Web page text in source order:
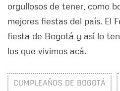
orgullosos de tener, como
mejores fiestas del país. El
fiesta de Bogotá y así lo
los que vivimos acá.
CUMPLEAÑOS DE BOGOTÁ